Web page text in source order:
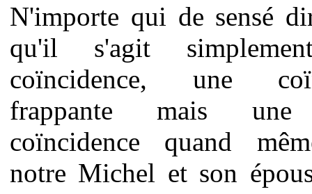
N'importe qui de sensé
qu'il s'agit
coïncidence, une
frappante mais une
coïncidence quand
notre Michel et son